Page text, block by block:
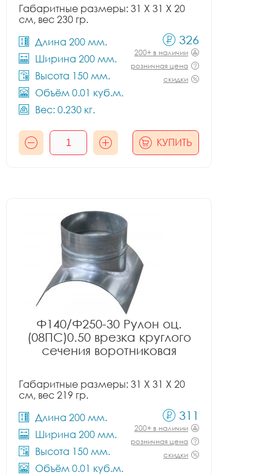
Габаритные размеры: 31 X 31 X 20
см, вес 230 гр.
Длина 200 мм.
Ширина 200 мм.
Высота 150 мм.
Объём 0.01 куб.м.
Вес: 0.230 кг.
326
200+ в наличии
розничная цена
скидки
КУПИТЬ
Ф140/Ф250-30 Рулон оц.
(08ПС)0.50 врезка круглого
сечения воротниковая
Габаритные размеры: 31 X 31 X 20
см, вес 219 гр.
Длина 200 мм.
Ширина 200 мм.
Высота 150 мм.
Объём 0.01 куб.м.
311
200+ в наличии
розничная цена
скидки